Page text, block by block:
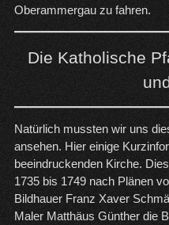
Oberammergau zu fahren.
Die Katholische
Natürlich mussten wir uns
ansehen. Hier einige
beeindruckenden Kirche.
1735 bis 1749 nach Plänen
Bildhauer Franz Xaver
Maler Matthäus Günther die